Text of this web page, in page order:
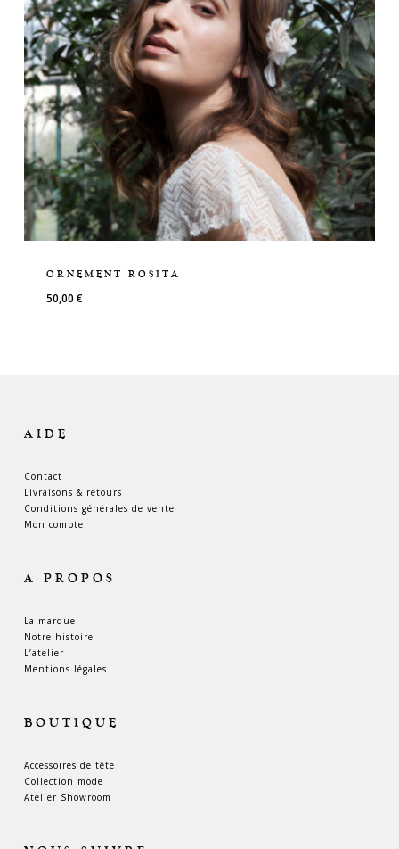
ORNEMENT ROSITA
50,00€
AIDE
Contact
Livraisons & retours
Conditions générales de vente
Mon compte
A PROPOS
La marque
Notre histoire
L’atelier
Mentions légales
BOUTIQUE
Accessoires de tête
Collection mode
Atelier Showroom